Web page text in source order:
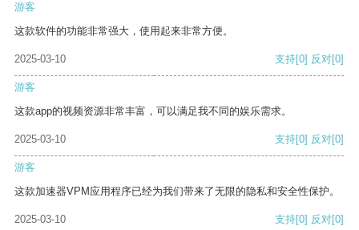
游客
这款软件的功能非常强大，使用起来非常方便。
2025-03-10 支持[0] 反对[0]
游客
这款app的视频资源非常丰富，可以满足我不同的娱乐需求。
2025-03-10 支持[0] 反对[0]
游客
这款加速器VPM应用程序已经为我们带来了无限的隐私和安全性保护。
2025-03-10 支持[0] 反对[0]